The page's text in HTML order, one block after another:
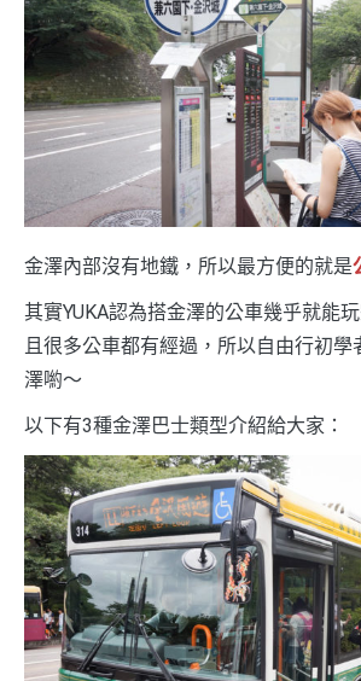
金澤內部沒有地鐵，所以最方便的就是
其實YUKA認為搭金澤的公車幾乎就能
且很多公車都有經過，所以自由行初學
澤喲～
以下有3種金澤巴士類型介紹給大家：